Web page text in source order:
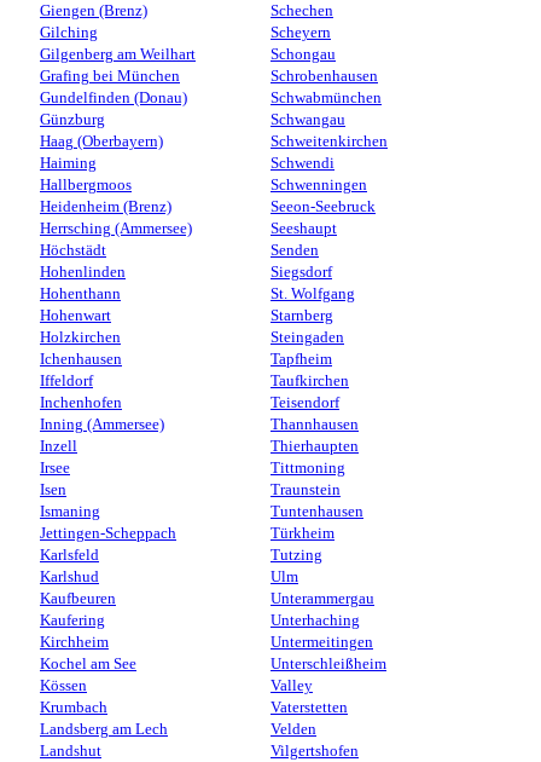
Giengen (Brenz)
Gilching
Gilgenberg am Weilhart
Grafing bei München
Gundelfinden (Donau)
Günzburg
Haag (Oberbayern)
Haiming
Hallbergmoos
Heidenheim (Brenz)
Herrsching (Ammersee)
Höchstädt
Hohenlinden
Hohenthann
Hohenwart
Holzkirchen
Ichenhausen
Iffeldorf
Inchenhofen
Inning (Ammersee)
Inzell
Irsee
Isen
Ismaning
Jettingen-Scheppach
Karlsfeld
Karlshud
Kaufbeuren
Kaufering
Kirchheim
Kochel am See
Kössen
Krumbach
Landsberg am Lech
Landshut
Schechen
Scheyern
Schongau
Schrobenhausen
Schwabmünchen
Schwangau
Schweitenkirchen
Schwendi
Schwenningen
Seeon-Seebruck
Seeshaupt
Senden
Siegsdorf
St. Wolfgang
Starnberg
Steingaden
Tapfheim
Taufkirchen
Teisendorf
Thannhausen
Thierhaupten
Tittmoning
Traunstein
Tuntenhausen
Türkheim
Tutzing
Ulm
Unterammergau
Unterhaching
Untermeitingen
Unterschleißheim
Valley
Vaterstetten
Velden
Vilgertshofen